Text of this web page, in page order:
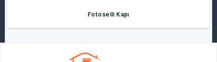
Fotoselli Kapı